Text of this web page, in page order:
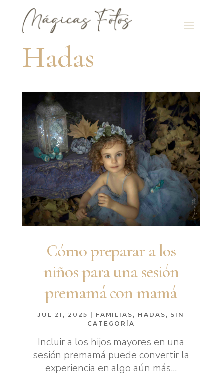
Hadas
Cómo preparar a los
niños para una sesión
premamá con mamá
JUL 21, 2025 FAMILIAS , HADAS , SIN
CATEGORÍA
Incluir a los hijos mayores en una
sesión premamá puede convertir la
experiencia en algo aún más...